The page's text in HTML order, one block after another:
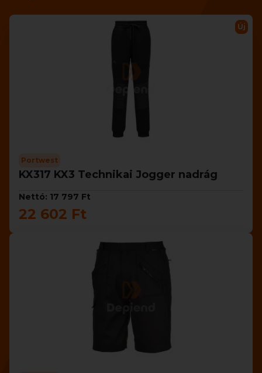
Új
Portwest
KX317 KX3 Technikai Jogger nadrág
Nettó: 17 797 Ft
22 602 Ft